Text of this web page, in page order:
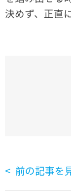
決めず、正直
前の記事を